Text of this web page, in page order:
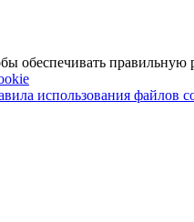
обеспечивать правильную
использования файлов